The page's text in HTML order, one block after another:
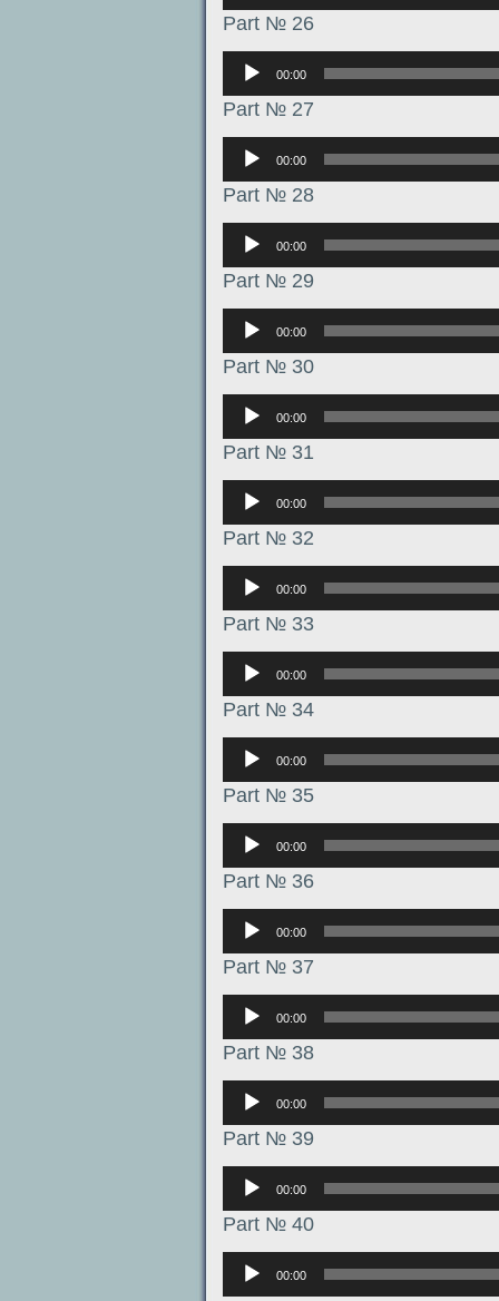
Part № 26
Аудиоплеер
00:00
Part № 27
Аудиоплеер
00:00
Part № 28
Аудиоплеер
00:00
Part № 29
Аудиоплеер
00:00
Part № 30
Аудиоплеер
00:00
Part № 31
Аудиоплеер
00:00
Part № 32
Аудиоплеер
00:00
Part № 33
Аудиоплеер
00:00
Part № 34
Аудиоплеер
00:00
Part № 35
Аудиоплеер
00:00
Part № 36
Аудиоплеер
00:00
Part № 37
Аудиоплеер
00:00
Part № 38
Аудиоплеер
00:00
Part № 39
Аудиоплеер
00:00
Part № 40
Аудиоплеер
00:00